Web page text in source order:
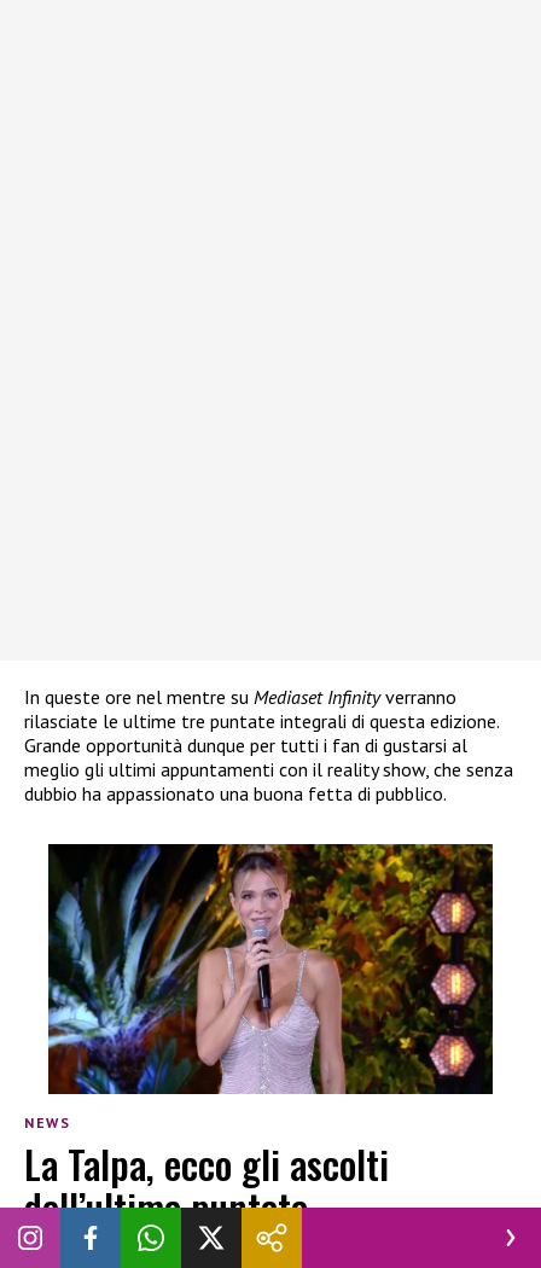
In queste ore nel mentre su Mediaset Infinityverranno
rilasciate le ultime tre puntate integrali di questa edizione.
Grande opportunità dunque per tutti i fan di gustarsi al
meglio gli ultimi appuntamenti con il reality show, che senza
dubbio ha appassionato una buona fetta di pubblico.
NEWS
La Talpa, ecco gli ascolti
dell’ultima puntata